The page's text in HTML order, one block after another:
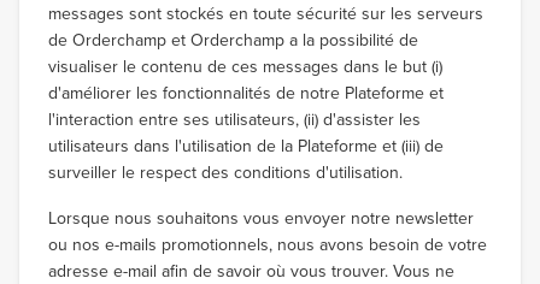
messages sont stockés en toute sécurité sur les serveurs
de Orderchamp et Orderchamp a la possibilité de
visualiser le contenu de ces messages dans le but (i)
d'améliorer les fonctionnalités de notre Plateforme et
l'interaction entre ses utilisateurs, (ii) d'assister les
utilisateurs dans l'utilisation de la Plateforme et (iii) de
surveiller le respect des conditions d'utilisation.
Lorsque nous souhaitons vous envoyer notre newsletter
ou nos e-mails promotionnels, nous avons besoin de votre
adresse e-mail afin de savoir où vous trouver. Vous ne